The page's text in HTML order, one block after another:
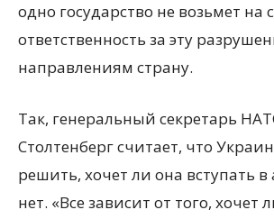
одно государство не возьмет на
ответственность за эту
направлениям страну.
Так, генеральный секретарь
Столтенберг считает, что
решить, хочет ли она вступать
нет. «Все зависит от того, хочет